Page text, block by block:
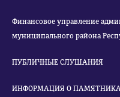
Финансовое управление
муниципального района
ПУБЛИЧНЫЕ СЛУШАНИЯ
ИНФОРМАЦИЯ О